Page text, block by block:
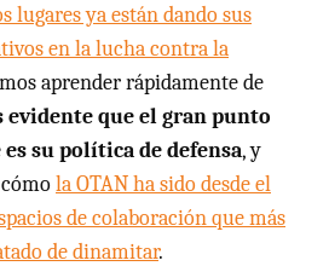
lugares ya están dando sus
en la lucha contra la
aprender rápidamente de
evidente que el gran punto
su política de defensa, y
la OTAN ha sido desde el
de colaboración que más
de dinamitar.